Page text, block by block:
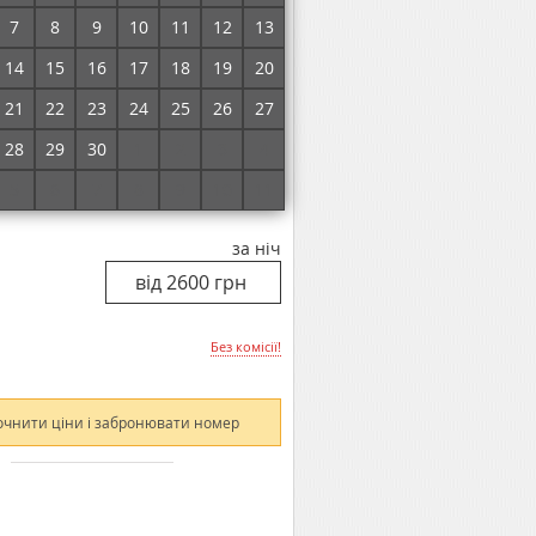
7
8 9 10 11 12
13
14
15 16 17 18 19
20
21
22 23 24 25 26
27
28
29 30
ціни і забронювати номер
за ніч
Без комісії!
ціни і забронювати номер